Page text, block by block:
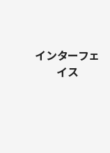
インターフェ
イス